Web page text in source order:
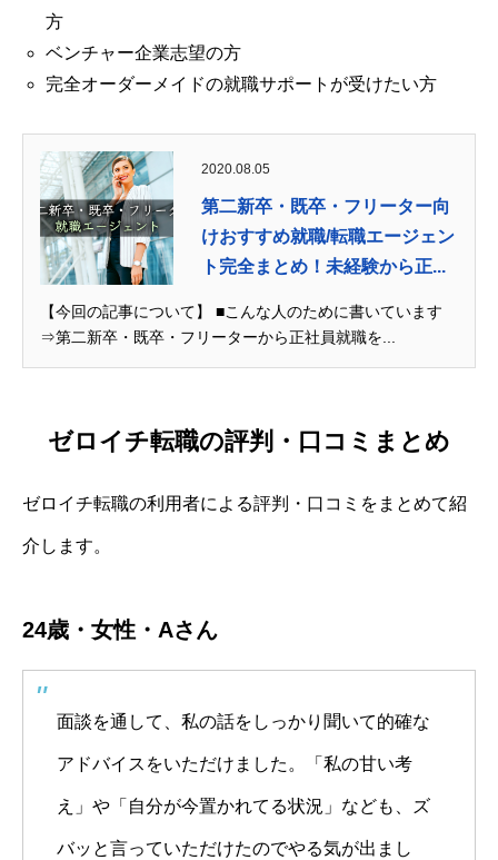
方
ベンチャー企業志望の方
完全オーダーメイドの就職サポートが受けたい方
2020.08.05
第二新卒・既卒・フリーター向
けおすすめ就職/転職エージェン
ト完全まとめ！未経験から正...
【今回の記事について】 ■こんな人のために書いています
⇒第二新卒・既卒・フリーターから正社員就職を...
ゼロイチ転職の評判・口コミまとめ
ゼロイチ転職の利用者による評判・口コミをまとめて紹
介します。
24歳・女性・Aさん
面談を通して、私の話をしっかり聞いて的確な
アドバイスをいただけました。「私の甘い考
え」や「自分が今置かれてる状況」なども、ズ
バッと言っていただけたのでやる気が出まし